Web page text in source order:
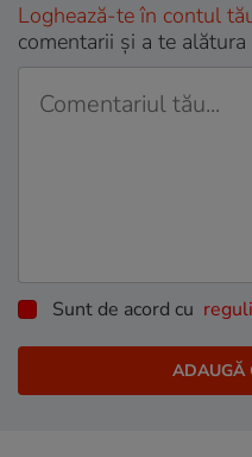
Loghează-te în contul
comentarii și a te
Sunt de acord cu